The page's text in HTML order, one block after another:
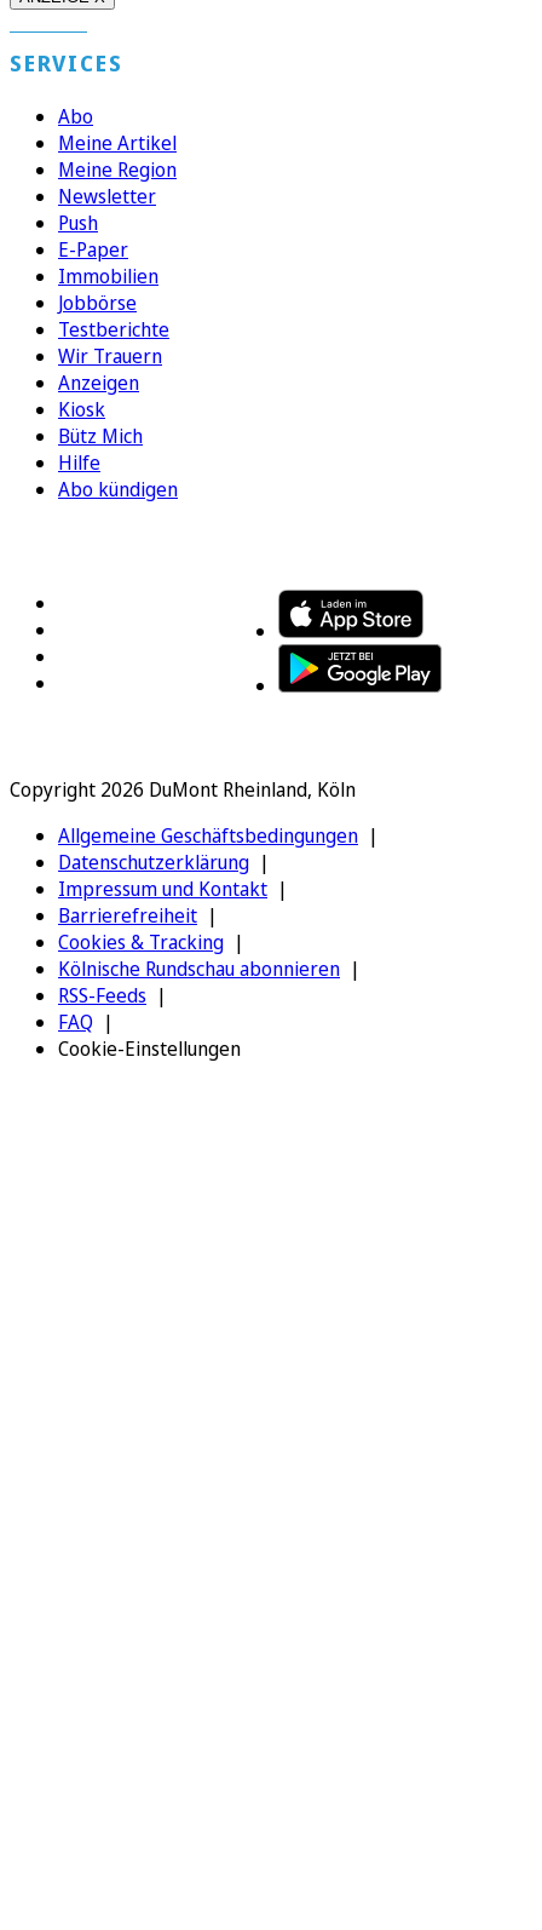
SERVICES
Abo
Meine Artikel
Meine Region
Newsletter
Push
E-Paper
Immobilien
Jobbörse
Testberichte
Wir Trauern
Anzeigen
Kiosk
Bütz Mich
Hilfe
Abo kündigen
Copyright 2026 DuMont Rheinland, Köln
Allgemeine Geschäftsbedingungen
Datenschutzerklärung
Impressum und Kontakt
Barrierefreiheit
Cookies & Tracking
Kölnische Rundschau abonnieren
RSS-Feeds
FAQ
Cookie-Einstellungen